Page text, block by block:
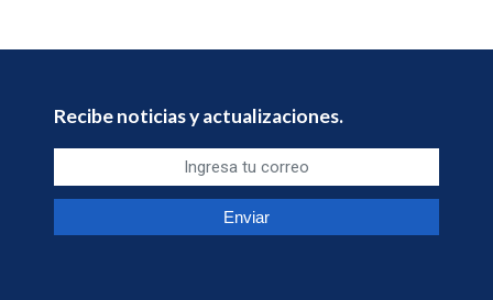
Recibe noticias y actualizaciones.